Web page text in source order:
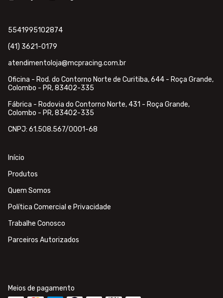
5541995102874
(41) 3621-0179
atendimentoloja@mcpracing.com.br
Oficina - Rod. do Contorno Norte de Curitiba, 644 - Roça Grande,
Colombo - PR, 83402-335
Fábrica - Rodovia do Contorno Norte, 431 - Roça Grande,
Colombo - PR, 83402-335
CNPJ: 61.508.567/0001-68
Início
Produtos
Quem Somos
Política Comercial e Privacidade
Trabalhe Conosco
Parceiros Autorizados
Meios de pagamento